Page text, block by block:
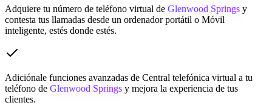
Adquiere tu número de teléfono virtual de Glenwood Springs y
contesta tus llamadas desde un ordenador portátil o Móvil
inteligente, estés donde estés.
Adiciónale funciones avanzadas de Central telefónica virtual a tu
teléfono de Glenwood Springs y mejora la experiencia de tus
clientes.